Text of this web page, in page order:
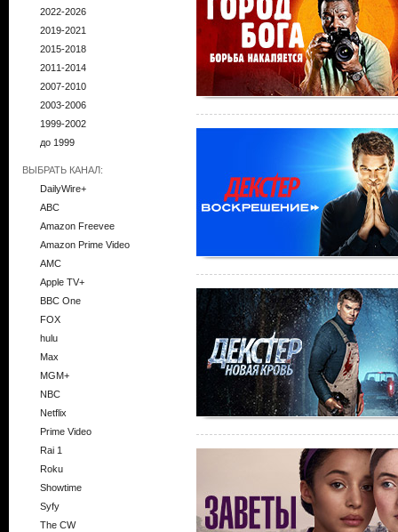
2022-2026
2019-2021
2015-2018
2011-2014
2007-2010
2003-2006
1999-2002
до 1999
ВЫБРАТЬ КАНАЛ:
DailyWire+
ABC
Amazon Freevee
Amazon Prime Video
AMC
Apple TV+
BBC One
FOX
hulu
Max
MGM+
NBC
Netflix
Prime Video
Rai 1
Roku
Showtime
Syfy
The CW